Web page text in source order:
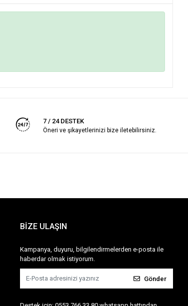
7 / 24 DESTEK
Öneri ve şikayetlerinizi bize iletebilirsiniz.
BİZE ULAŞIN
Kampanya, duyuru, bilgilendirmelerden e-posta ile
haberdar olmak istiyorum.
Gönder